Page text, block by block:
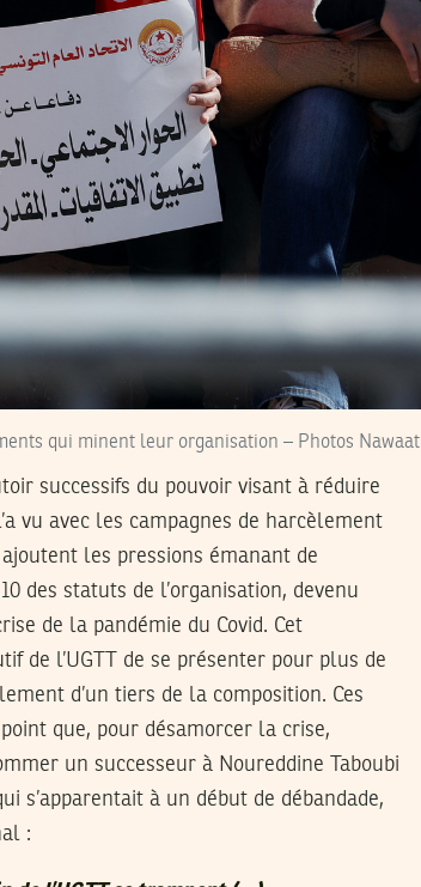
qui minent leur organisation – Photos Nawaat
successifs du pouvoir visant à réduire
vu avec les campagnes de harcèlement
les pressions émanant de
des statuts de l’organisation, devenu
de la pandémie du Covid. Cet
de l’UGTT de se présenter pour plus de
d’un tiers de la composition. Ces
que, pour désamorcer la crise,
un successeur à Noureddine Taboubi
s’apparentait à un début de débandade,
: